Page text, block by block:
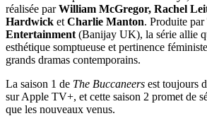
réalisée parWilliam McGregor, Rachel
Hardwick et Charlie Manton. Produite par
Entertainment (Banijay UK), la série allie
esthétique somptueuse et pertinence
grands dramas contemporains.
La saison 1 de The Buccaneers est toujours
sur Apple TV+, et cette saison 2 promet de
que les nouveaux venus.